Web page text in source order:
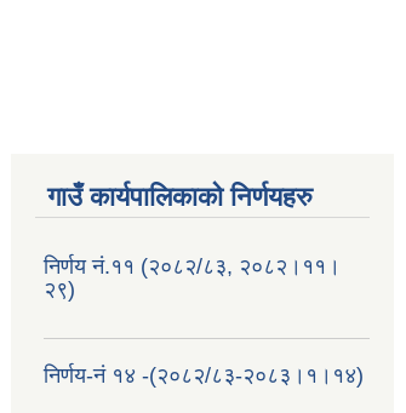
गाउँ कार्यपालिकाको निर्णयहरु
निर्णय नं.११ (२०८२/८३, २०८२।११।
२९)
निर्णय-नं १४ -(२०८२/८३-२०८३।१।१४)